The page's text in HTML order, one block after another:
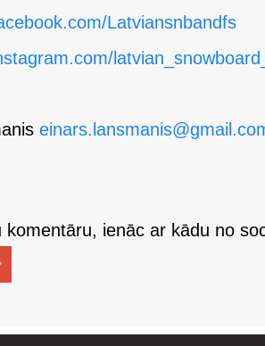
Latviansnbandfs
komentāru, ienāc ar kādu no